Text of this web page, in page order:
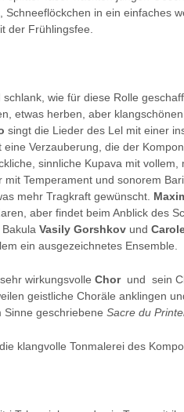
Schneeflöckchen in ein einfaches
der Frühlingsfee.
schlank, wie für diese Rolle
etwas herben, aber
singt die Lieder des Lel mit einer
Verzauberung, die der
sinnliche Kupava mit vollem,
mit Temperament und sonorem
mehr Tragkraft gewünscht.
aber findet beim Anblick des
Vasily Gorshkov und
ein ausgezeichnetes Ensemble.
wirkungsvolle Chorund sein
geistliche Choräle anklingen
Sinne geschriebene Sacre du
klangvolle Tonmalerei des